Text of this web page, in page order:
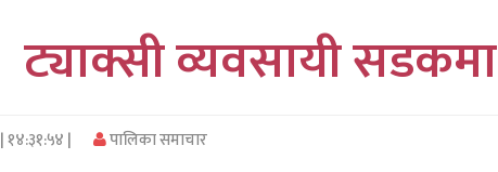
ट्याक्सी व्यवसायी सडकमा
| १४:३१:५४ | पालिका समाचार